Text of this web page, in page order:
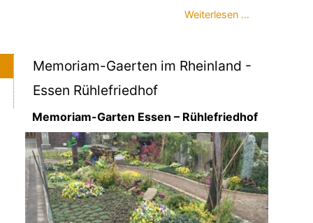
Weiterlesen …
Memoriam-Gaerten im Rheinland -
Essen Rühlefriedhof
Memoriam-Garten Essen – Rühlefriedhof